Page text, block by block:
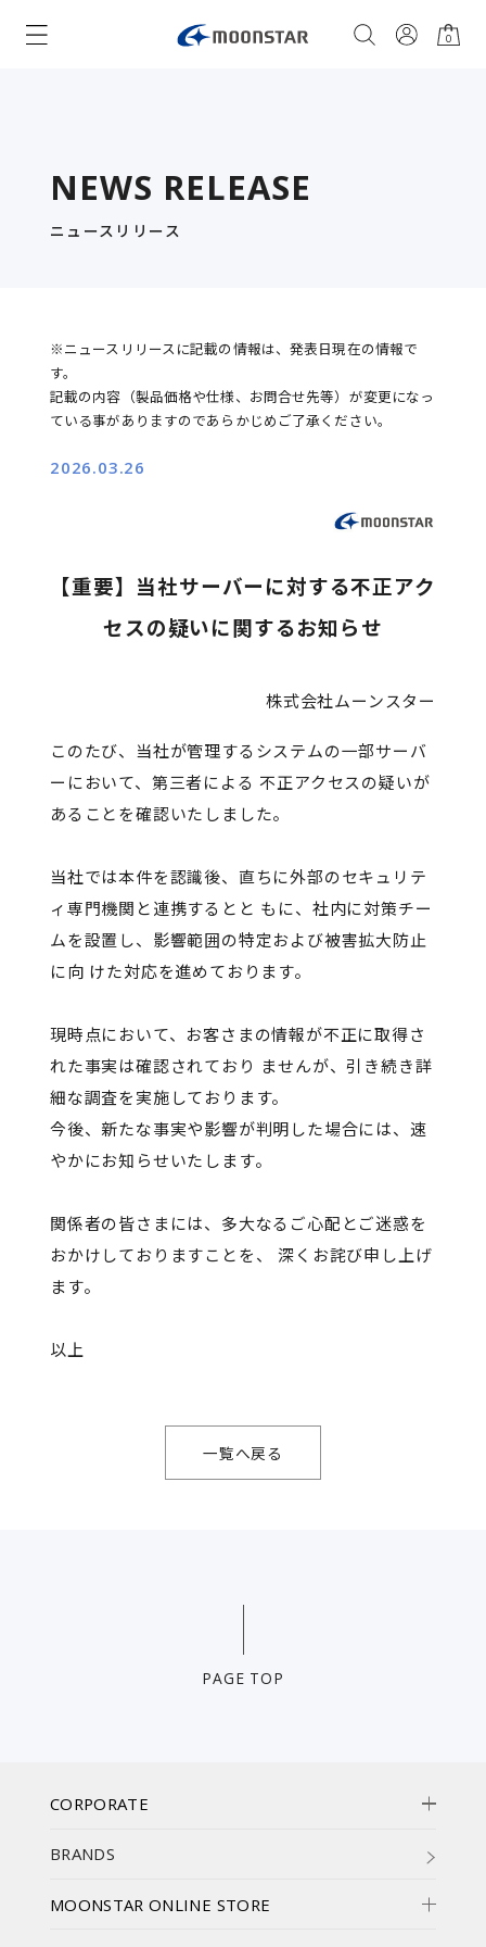
0
NEWS RELEASE
ニュースリリース
※ニュースリリースに記載の情報は、発表日現在の情報で
す。
記載の内容（製品価格や仕様、お問合せ先等）が変更になっ
ている事がありますのであらかじめご了承ください。
2026.03.26
【重要】当社サーバーに対する不正アク
セスの疑いに関するお知らせ
株式会社ムーンスター
このたび、当社が管理するシステムの一部サーバ
ーにおいて、第三者による 不正アクセスの疑いが
あることを確認いたしました。
当社では本件を認識後、直ちに外部のセキュリテ
ィ専門機関と連携するとと もに、社内に対策チー
ムを設置し、影響範囲の特定および被害拡大防止
に向 けた対応を進めております。
現時点において、お客さまの情報が不正に取得さ
れた事実は確認されており ませんが、引き続き詳
細な調査を実施しております。
今後、新たな事実や影響が判明した場合には、速
やかにお知らせいたします。
関係者の皆さまには、多大なるご心配とご迷惑を
おかけしておりますことを、 深くお詫び申し上げ
ます。
以上
一覧へ戻る
PAGE TOP
CORPORATE
BRANDS
MOONSTAR ONLINE STORE